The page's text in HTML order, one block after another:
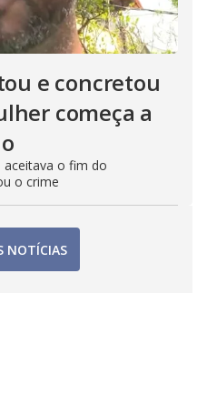
e concretou
começa a
aceitava o fim do
o crime
NOTÍCIAS